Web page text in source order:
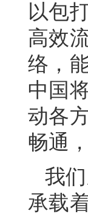
以包
高效
络，
中国
动各
畅通
我
承载